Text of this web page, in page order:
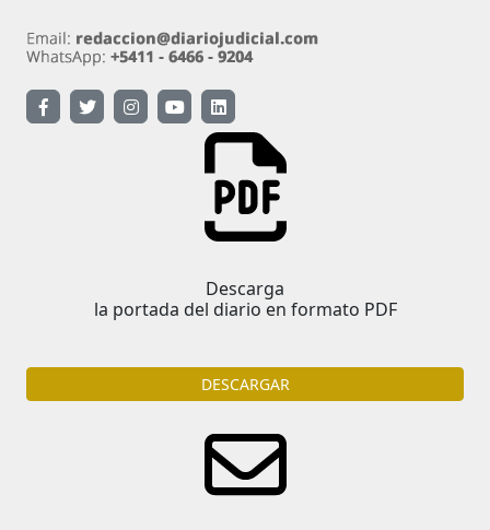
Descarga
la portada del diario en formato PDF
DESCARGAR